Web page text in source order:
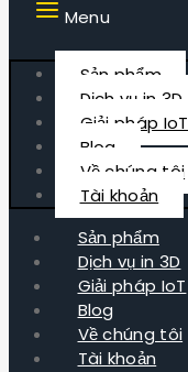
Menu
Sản phẩm
Dịch vụ in 3D
Giải pháp IoT
Blog
Về chúng tôi
Tài khoản
Sản phẩm
Dịch vụ in 3D
Giải pháp IoT
Blog
Về chúng tôi
Tài khoản